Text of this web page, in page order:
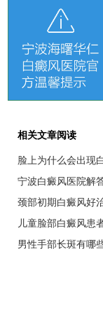
相关文章阅读
脸上为什么会出现
宁波白癜风医院解
颈部初期白癜风好
儿童脸部白癜风患
男性手部长斑有哪